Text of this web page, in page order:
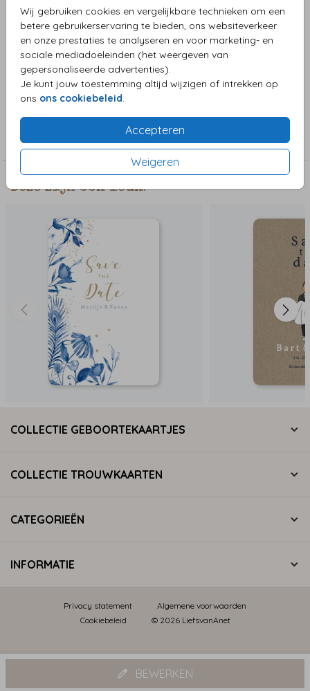
Wij gebruiken cookies en vergelijkbare technieken om een
betere gebruikerservaring te bieden, ons websiteverkeer
en onze prestaties te analyseren en voor marketing- en
sociale mediadoeleinden (het weergeven van
gepersonaliseerde advertenties).
Je kunt jouw toestemming altijd wijzigen of intrekken op
ons ons cookiebeleid
Accepteren
Weigeren
Omschrijving
Save-the-date kaart koperlook met de tekst in koperkleur
en leuke kalender. Pas de kaart heel makkelijk aan in de
editor.
Collectie
Save the date
Deze zijn ook leuk!
BEWERKEN
COLLECTIE GEBOORTEKAARTJES
COLLECTIE TROUWKAARTEN
CATEGORIEËN
INFORMATIE
Privacy statement
Algemene voorwaarden
Cookiebeleid
© 2026 LiefsvanAnet